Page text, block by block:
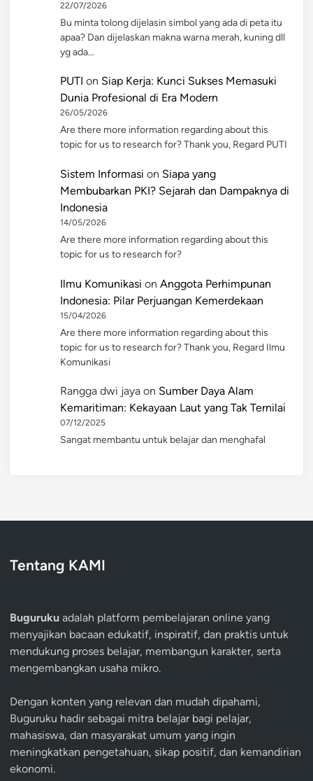
22/07/2026
Bu minta tolong dijelasin simbol yang ada di peta itu
apaa? Dan dijelaskan makna warna merah, kuning dll
yg ada…
PUTI on Siap Kerja: Kunci Sukses Memasuki
Dunia Profesional di Era Modern
26/05/2026
Are there more information regarding about this
topic for us to research for? Thank you, Regard PUTI
Sistem Informasi on Siapa yang
Membubarkan PKI? Sejarah dan Dampaknya di
Indonesia
14/05/2026
Are there more information regarding about this
topic for us to research for?
Ilmu Komunikasi on Anggota Perhimpunan
Indonesia: Pilar Perjuangan Kemerdekaan
15/04/2026
Are there more information regarding about this
topic for us to research for? Thank you, Regard Ilmu
Komunikasi
Rangga dwi jaya on Sumber Daya Alam
Kemaritiman: Kekayaan Laut yang Tak Ternilai
07/12/2025
Sangat membantu untuk belajar dan menghafal
Tentang KAMI
Buguruku adalah platform pembelajaran online yang
menyajikan bacaan edukatif, inspiratif, dan praktis untuk
mendukung proses belajar, membangun karakter, serta
mengembangkan usaha mikro.
Dengan konten yang relevan dan mudah dipahami,
Buguruku hadir sebagai mitra belajar bagi pelajar,
mahasiswa, dan masyarakat umum yang ingin
meningkatkan pengetahuan, sikap positif, dan kemandirian
ekonomi.